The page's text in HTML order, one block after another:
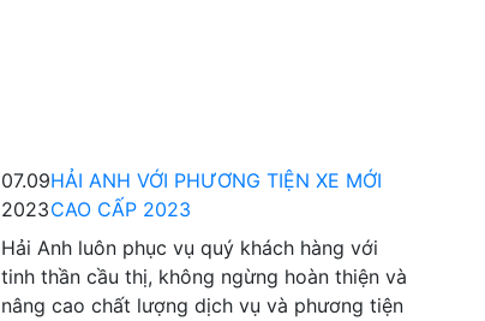
07.09
2023
HẢI ANH VỚI PHƯƠNG TIỆN XE MỚI
CAO CẤP 2023
Hải Anh luôn phục vụ quý khách hàng với
tinh thần cầu thị, không ngừng hoàn thiện và
nâng cao chất lượng dịch vụ và phương tiện